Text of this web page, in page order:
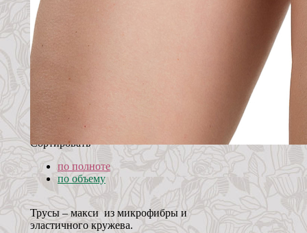
Сортировать
по полноте
по объему
Трусы – макси из микрофибры и
эластичного кружева.